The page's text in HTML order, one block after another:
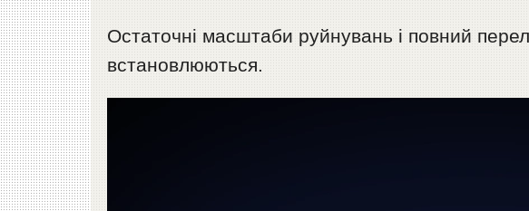
Остаточні масштаби руйнувань і повний
встановлюються.